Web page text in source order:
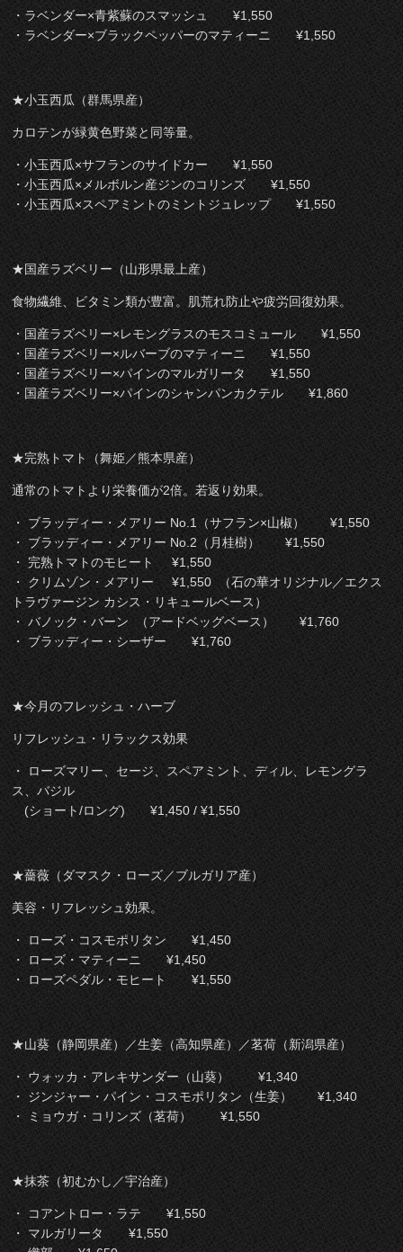
・ラベンダー×青紫蘇のスマッシュ ¥1,550
・ラベンダー×ブラックペッパーのマティーニ ¥1,550
★小玉西瓜（群馬県産）
カロテンが緑黄色野菜と同等量。
・小玉西瓜×サフランのサイドカー ¥1,550
・小玉西瓜×メルボルン産ジンのコリンズ ¥1,550
・小玉西瓜×スペアミントのミントジュレップ ¥1,550
★国産ラズベリー（山形県最上産）
食物繊維、ビタミン類が豊富。肌荒れ防止や疲労回復効果。
・国産ラズベリー×レモングラスのモスコミュール ¥1,550
・国産ラズベリー×ルバーブのマティーニ ¥1,550
・国産ラズベリー×パインのマルガリータ ¥1,550
・国産ラズベリー×パインのシャンパンカクテル ¥1,860
★完熟トマト（舞姫／熊本県産）
通常のトマトより栄養価が2倍。若返り効果。
・ ブラッディー・メアリー No.1（サフラン×山椒） ¥1,550
・ ブラッディー・メアリー No.2（月桂樹） ¥1,550
・ 完熟トマトのモヒート ¥1,550
・ クリムゾン・メアリー ¥1,550 （石の華オリジナル／エクス
トラヴァージン カシス・リキュールベース）
・ バノック・バーン （アードベッグベース） ¥1,760
・ ブラッディー・シーザー ¥1,760
★今月のフレッシュ・ハーブ
リフレッシュ・リラックス効果
・ ローズマリー、セージ、スペアミント、ディル、レモングラ
ス、バジル
(ショート/ロング) ¥1,450 / ¥1,550
★薔薇（ダマスク・ローズ／ブルガリア産）
美容・リフレッシュ効果。
・ ローズ・コスモポリタン ¥1,450
・ ローズ・マティーニ ¥1,450
・ ローズペダル・モヒート ¥1,550
★山葵（静岡県産）／生姜（高知県産）／茗荷（新潟県産）
・ ウォッカ・アレキサンダー（山葵） ¥1,340
・ ジンジャー・パイン・コスモポリタン（生姜） ¥1,340
・ ミョウガ・コリンズ（茗荷） ¥1,550
★抹茶（初むかし／宇治産）
・ コアントロー・ラテ ¥1,550
・ マルガリータ ¥1,550